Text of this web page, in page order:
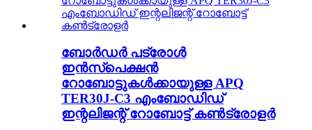
ബോർഡർ പട്രോൾ
ഇൻസ്പെക്ഷൻ
റോബോട്ടുകൾക്കായുള്ള APQ
TER30J-C3 എംബോഡിഡ്
ഇന്റലിജന്റ് റോബോട്ട് കൺട്രോളർ